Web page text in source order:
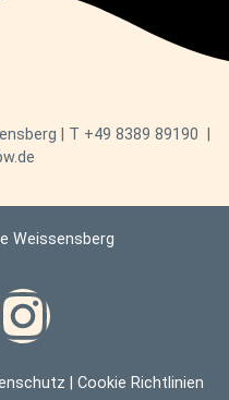
| T +49 8389 89190
Weissensberg
Cookie Richtlinien